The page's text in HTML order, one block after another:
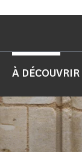
À DÉCOUVRIR